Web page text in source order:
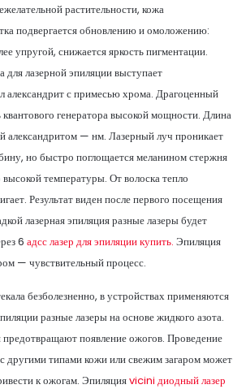
растительности, кожа
подвергается обновлению и омоложению:
упругой, снижается яркость пигментации.
лазерной эпиляции выступает
александрит с примесью хрома. Драгоценный
генератора высокой мощности. Длина
александритом — нм. Лазерный луч проникает
но быстро поглощается меланином стержня
высокой температуры. От волоска тепло
Результат виден после первого посещения
лазерная эпиляция разные лазеры будет
6 адсс лазер для эпиляции купить. Эпиляция
— чувствительный процесс.
безболезненно, в устройствах применяются
разные лазеры на основе жидкого азота.
появление ожогов. Проведение
другими типами кожи или свежим загаром может
к ожогам. Эпиляцияvicini диодный лазер